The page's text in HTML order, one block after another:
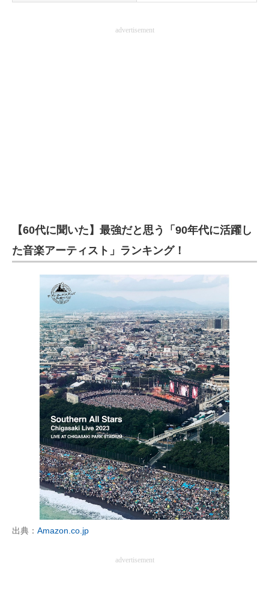
advertisement
【60代に聞いた】最強だと思う「90年代に活躍し
た音楽アーティスト」ランキング！
出典： Amazon.co.jp
advertisement